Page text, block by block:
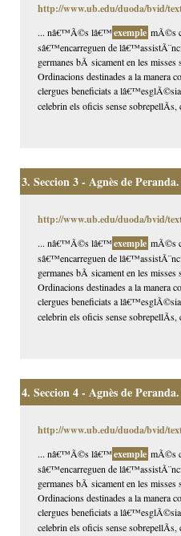
http://www.ub.edu/duoda/bvid/
... nâ€™Ã©s lâ€™exemple mÃ©s
sâ€™encarreguen de
germanes bÃ sicament en les
Ordinacions destinades a la manera
clergues beneficiats a
celebrin els oficis sense
3. Seccion 3 - Agnès de
http://www.ub.edu/duoda/bvid/
... nâ€™Ã©s lâ€™exemple mÃ©s
sâ€™encarreguen de
germanes bÃ sicament en les
Ordinacions destinades a la manera
clergues beneficiats a
celebrin els oficis sense
4. Seccion 4 - Agnès de
http://www.ub.edu/duoda/bvid/
... nâ€™Ã©s lâ€™exemple mÃ©s
sâ€™encarreguen de
germanes bÃ sicament en les
Ordinacions destinades a la manera
clergues beneficiats a
celebrin els oficis sense